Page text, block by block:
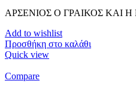
ΑΡΣΕΝΙΟΣ Ο ΓΡΑΙΚΟΣ ΚΑΙ
Add to wishlist
Προσθήκη στο καλάθι
Quick view
Compare